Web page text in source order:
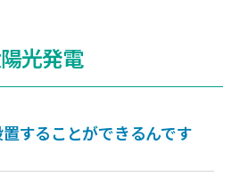
光発電
することができるんです